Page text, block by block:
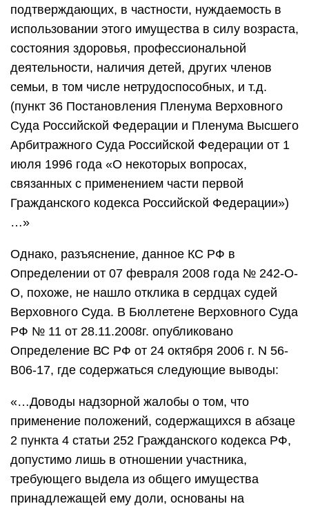
подтверждающих, в частности, нуждаемость в
использовании этого имущества в силу возраста,
состояния здоровья, профессиональной
деятельности, наличия детей, других членов
семьи, в том числе нетрудоспособных, и т.д.
(пункт 36 Постановления Пленума Верховного
Суда Российской Федерации и Пленума Высшего
Арбитражного Суда Российской Федерации от 1
июля 1996 года «О некоторых вопросах,
связанных с применением части первой
Гражданского кодекса Российской Федерации»)
…»
Однако, разъяснение, данное КС РФ в
Определении от 07 февраля 2008 года № 242-О-
О, похоже, не нашло отклика в сердцах судей
Верховного Суда. В Бюллетене Верховного Суда
РФ № 11 от 28.11.2008г. опубликовано
Определение ВС РФ от 24 октября 2006 г. N 56-
В06-17, где содержаться следующие выводы:
«…Доводы надзорной жалобы о том, что
применение положений, содержащихся в абзаце
2 пункта 4 статьи 252 Гражданского кодекса РФ,
допустимо лишь в отношении участника,
требующего выдела из общего имущества
принадлежащей ему доли, основаны на